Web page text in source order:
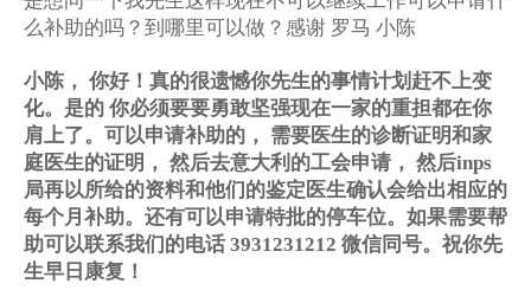
么补助的吗？到哪里可以做？感谢 罗马 小陈
小陈， 你好！真的很遗憾你先生的事情计划赶不上变
化。是的 你必须要要勇敢坚强现在一家的重担都在你
肩上了。可以申请补助的， 需要医生的诊断证明和家
庭医生的证明， 然后去意大利的工会申请， 然后inps
局再以所给的资料和他们的鉴定医生确认会给出相应的
每个月补助。还有可以申请特批的停车位。如果需要帮
助可以联系我们的电话 3931231212 微信同号。祝你先
生早日康复！